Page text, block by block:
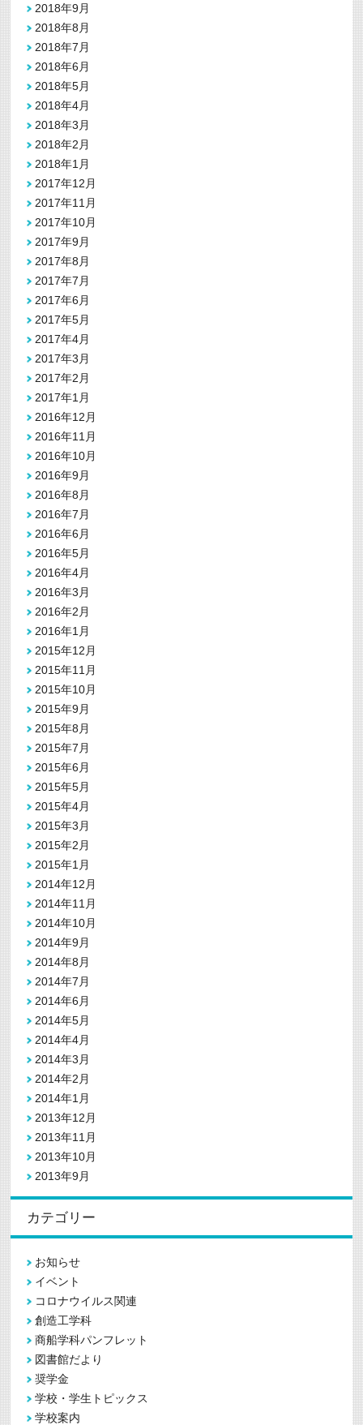
2018年9月
2018年8月
2018年7月
2018年6月
2018年5月
2018年4月
2018年3月
2018年2月
2018年1月
2017年12月
2017年11月
2017年10月
2017年9月
2017年8月
2017年7月
2017年6月
2017年5月
2017年4月
2017年3月
2017年2月
2017年1月
2016年12月
2016年11月
2016年10月
2016年9月
2016年8月
2016年7月
2016年6月
2016年5月
2016年4月
2016年3月
2016年2月
2016年1月
2015年12月
2015年11月
2015年10月
2015年9月
2015年8月
2015年7月
2015年6月
2015年5月
2015年4月
2015年3月
2015年2月
2015年1月
2014年12月
2014年11月
2014年10月
2014年9月
2014年8月
2014年7月
2014年6月
2014年5月
2014年4月
2014年3月
2014年2月
2014年1月
2013年12月
2013年11月
2013年10月
2013年9月
カテゴリー
お知らせ
イベント
コロナウイルス関連
創造工学科
商船学科パンフレット
図書館だより
奨学金
学校・学生トピックス
学校案内